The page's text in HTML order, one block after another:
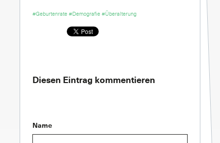
#Geburtenrate#Demografie#Überalterung
Diesen Eintrag kommentieren
Name